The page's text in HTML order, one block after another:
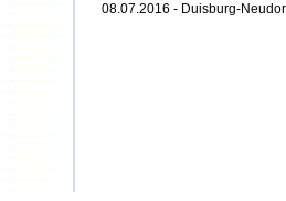
08.07.2016 - Duisburg-